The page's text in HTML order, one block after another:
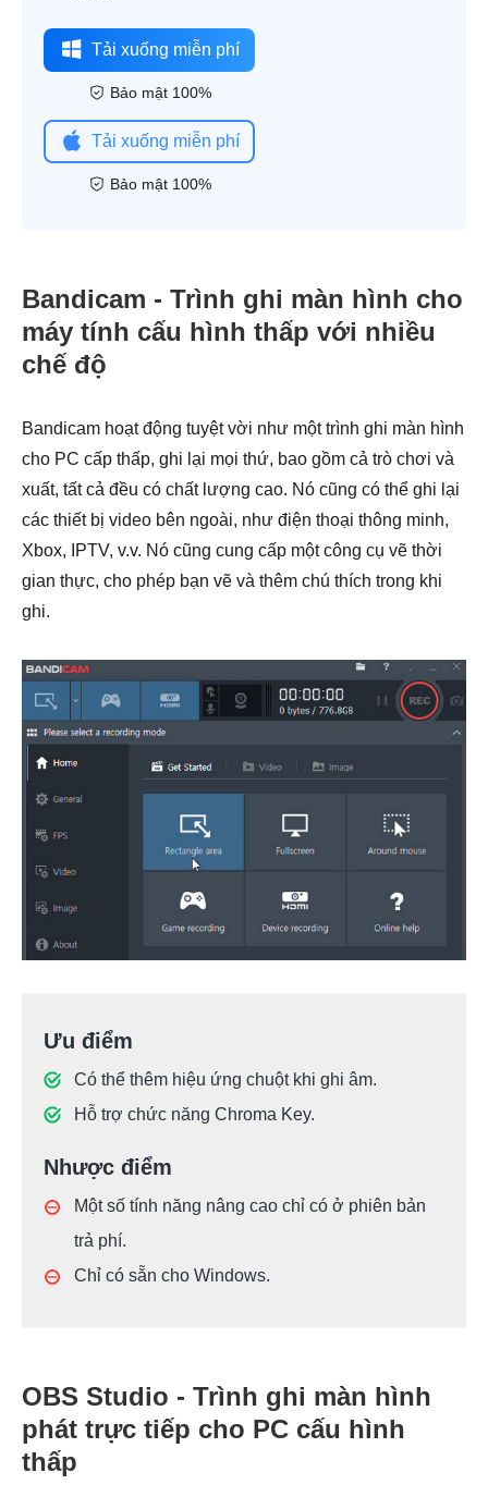
Tải xuống miễn phí
Bảo mật 100%
Tải xuống miễn phí
Bảo mật 100%
Bandicam - Trình ghi màn hình cho
máy tính cấu hình thấp với nhiều
chế độ
Bandicam hoạt động tuyệt vời như một trình ghi màn hình
cho PC cấp thấp, ghi lại mọi thứ, bao gồm cả trò chơi và
xuất, tất cả đều có chất lượng cao. Nó cũng có thể ghi lại
các thiết bị video bên ngoài, như điện thoại thông minh,
Xbox, IPTV, v.v. Nó cũng cung cấp một công cụ vẽ thời
gian thực, cho phép bạn vẽ và thêm chú thích trong khi
ghi.
Ưu điểm
Có thể thêm hiệu ứng chuột khi ghi âm.
Hỗ trợ chức năng Chroma Key.
Nhược điểm
Một số tính năng nâng cao chỉ có ở phiên bản
trả phí.
Chỉ có sẵn cho Windows.
OBS Studio - Trình ghi màn hình
phát trực tiếp cho PC cấu hình
thấp